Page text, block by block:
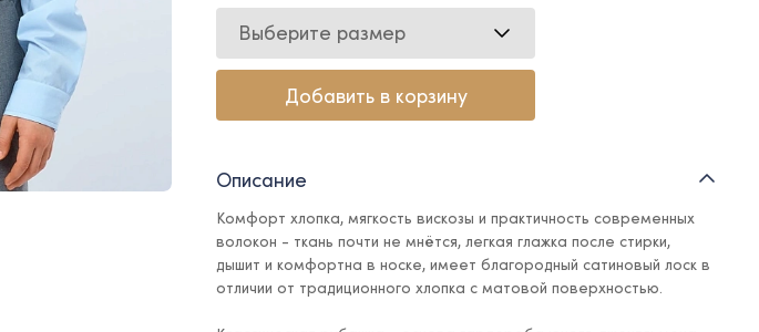
Выберите размер
Добавить в корзину
Описание
Комфорт хлопка, мягкость вискозы и практичность современных
волокон - ткань почти не мнётся, легкая глажка после стирки,
дышит и комфортна в носке, имеет благородный сатиновый лоск в
отличии от традиционного хлопка с матовой поверхностью.